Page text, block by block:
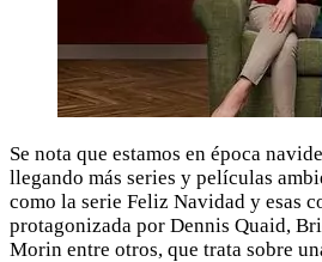
Se nota que estamos en época
llegando más series y películas
como la serie Feliz Navidad y esas
protagonizada por Dennis Quaid,
Morin entre otros, que trata sobre